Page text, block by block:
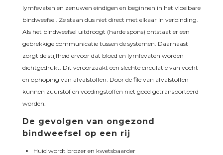
lymfevaten en zenuwen eindigen en beginnen in het vloeibare
bindweefsel. Ze staan dus niet direct met elkaar in verbinding.
Als het bindweefsel uitdroogt (harde spons) ontstaat er een
gebrekkige communicatie tussen de systemen. Daarnaast
zorgt de stijfheid ervoor dat bloed en lymfevaten worden
dichtgedrukt. Dit veroorzaakt een slechte circulatie van vocht
en ophoping van afvalstoffen. Door de file van afvalstoffen
kunnen zuurstof en voedingstoffen niet goed getransporteerd
worden.
De gevolgen van ongezond
bindweefsel op een rij
Huid wordt brozer en kwetsbaarder